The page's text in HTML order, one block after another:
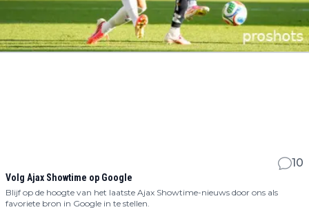
10
Volg Ajax Showtime op Google
Blijf op de hoogte van het laatste Ajax Showtime-nieuws door ons als
favoriete bron in Google in te stellen.